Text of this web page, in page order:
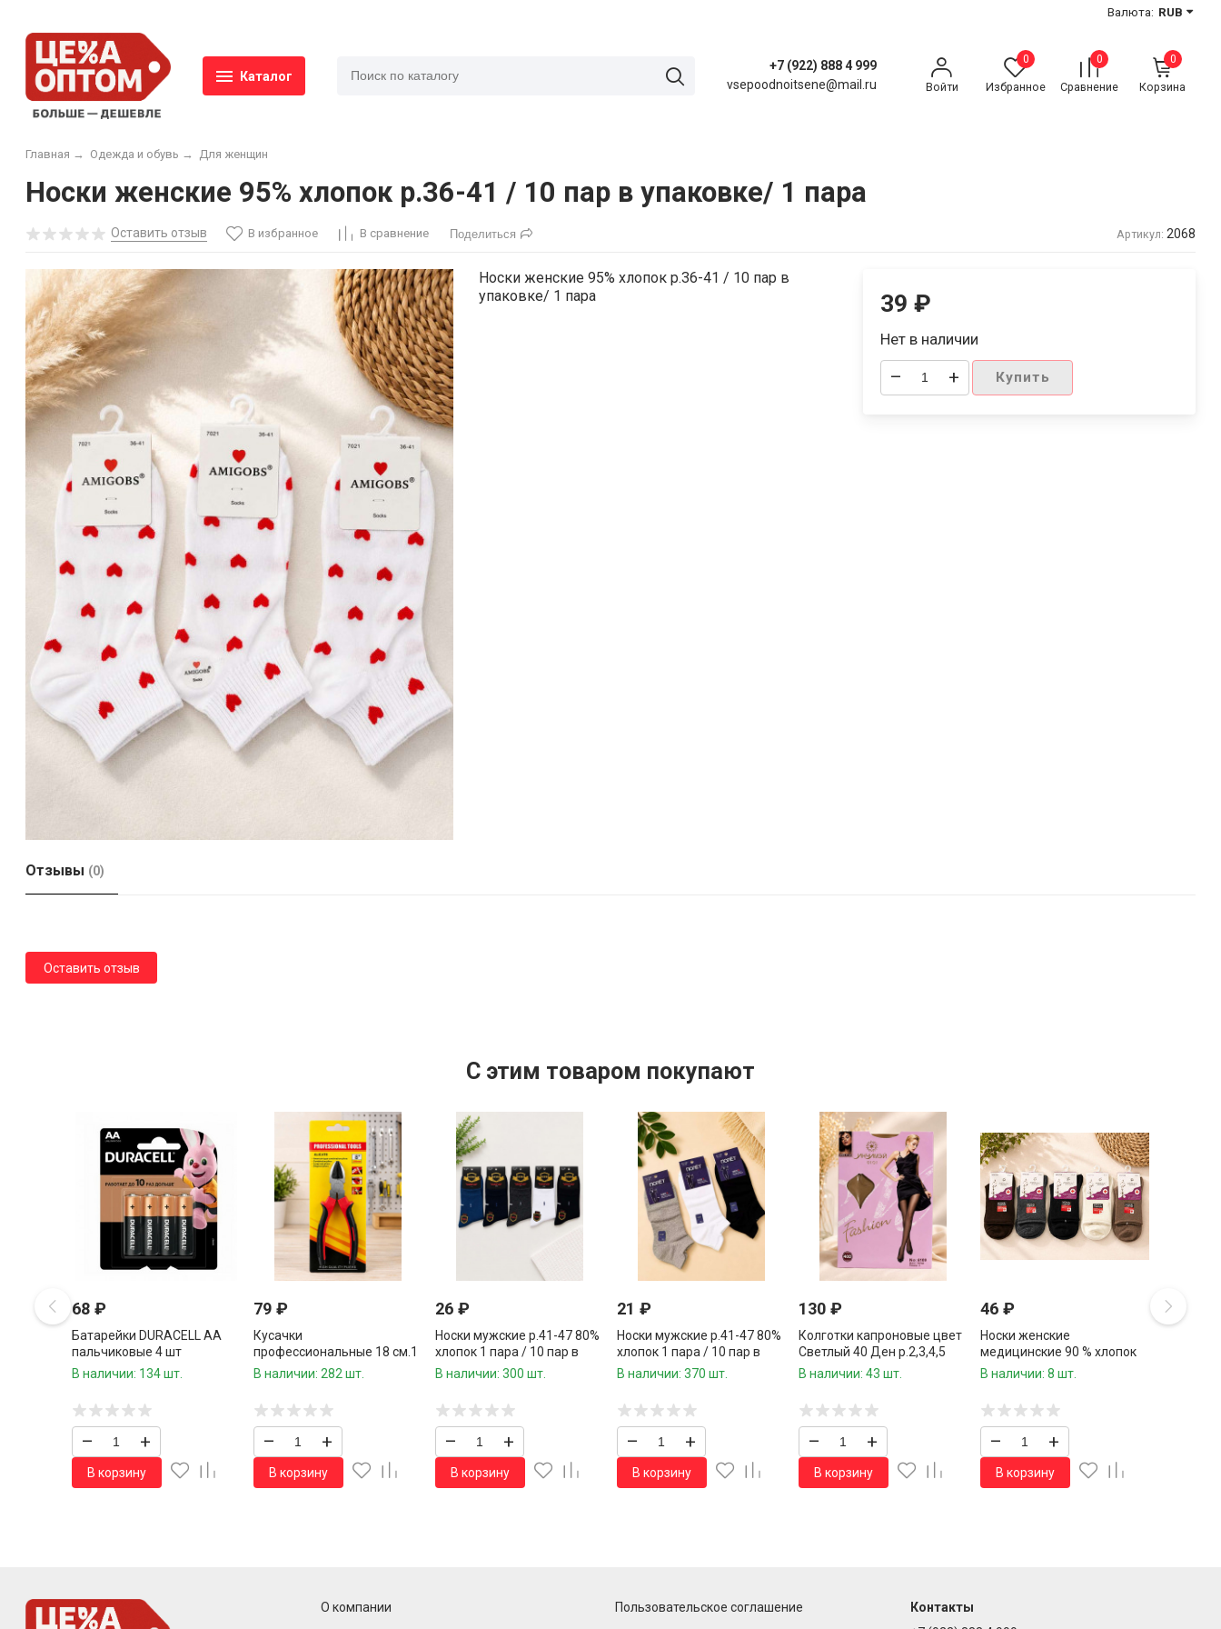
Валюта: RUB
Каталог
+7 (922) 888 4 999
vsepoodnoitsene@mail.ru
Войти
0
Избранное
0
Сравнение
0
Корзина
Главная → Одежда и обувь → Для женщин
Носки женские 95% хлопок р.36-41 / 10 пар в упаковке/ 1 пара
Оставить отзыв В избранное В сравнение Поделиться Артикул: 2068
Носки женские 95% хлопок р.36-41 / 10 пар в
упаковке/ 1 пара
39₽
Нет в наличии
– + Купить
Отзывы (0)
Оставить отзыв
C этим товаром покупают
68 ₽
Батарейки DURACELL АА
пальчиковые 4 шт
В наличии: 134 шт.
– +
В корзину
79 ₽
Кусачки
профессиональные 18 см.1
шт.
В наличии: 282 шт.
– +
В корзину
26 ₽
Носки мужские р.41-47 80%
хлопок 1 пара / 10 пар в
упаковке/
В наличии: 300 шт.
– +
В корзину
21 ₽
Носки мужские р.41-47 80%
хлопок 1 пара / 10 пар в
упаковке/
В наличии: 370 шт.
– +
В корзину
130 ₽
Колготки капроновые цвет
Светлый 40 Ден р.2,3,4,5
В наличии: 43 шт.
– +
В корзину
46 ₽
Носки женские
медицинские 90 % хлопок
р.37-41 / 10 пар в упаковке/
В наличии: 8 шт.
– +
В корзину
О компании Пользовательское соглашение
Контакты